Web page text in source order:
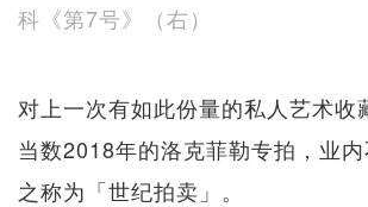
科《第7号》（右）
对上一次有如此份量的私人艺术收
当数2018年的洛克菲勒专拍，业
之称为「世纪拍卖」。